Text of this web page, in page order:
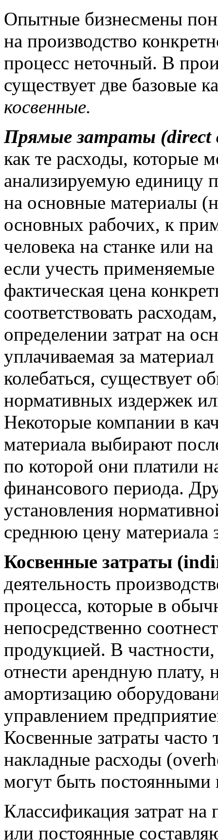
Опытные бизнесмены
на производство
процесс неточный. В
существует две базовые
косвенные.
Прямые затраты (direct
как те расходы, которые
анализируемую единицу
на основные материалы
основных рабочих, к
человека на станке или
если учесть
фактическая цена
соответствовать
определении затрат на
уплачиваемая за
колебаться, существует
нормативных издержек
Некоторые компании в
материала выбирают
по которой они платили
финансового периода.
установления
среднюю цену материала
Косвенные затраты
деятельность
процесса, которые в
непосредственно
продукцией. В
отнести арендную плату,
амортизацию
управлением
Косвенные затраты часто
накладные расходы
могут быть
Классификация затрат
или постоянные